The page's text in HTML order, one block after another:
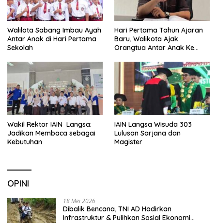
Walilota Sabang Imbau Ayah
Antar Anak di Hari Pertama
Sekolah
Hari Pertama Tahun Ajaran
Baru, Walikota Ajak
Orangtua Antar Anak Ke
Wakil Rektor IAIN Langsa:
Jadikan Membaca sebagai
Kebutuhan
IAIN Langsa Wisuda 303
Lulusan Sarjana dan
Magister
OPINI
18 Mei 2026
Dibalik Bencana, TNI AD Hadirkan
Infrastruktur & Pulihkan Sosial Ekonomi